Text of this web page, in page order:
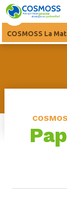
COSMOSS La